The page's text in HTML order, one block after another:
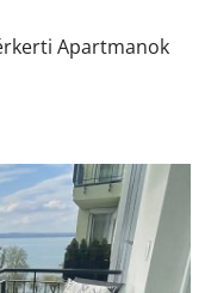
Apartmanok